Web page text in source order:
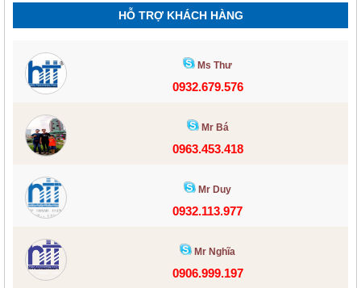
HỖ TRỢ KHÁCH HÀNG
Ms Thư
0932.679.576
Mr Bá
0963.453.418
Mr Duy
0932.113.977
Mr Nghĩa
0906.999.197